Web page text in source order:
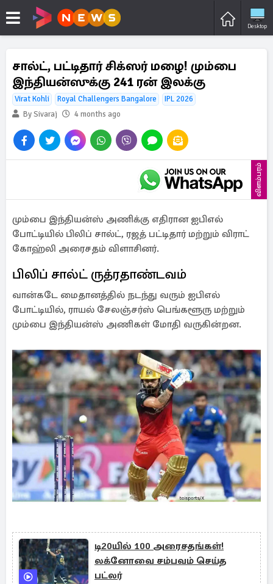
Desktop
சால்ட், பட்டிதார் சிக்ஸர் மழை! மும்பை
இந்தியன்ஸுக்கு 241 ரன் இலக்கு
Virat Kohli Royal Challengers Bangalore
IPL 2026
By Sivaraj
4 months ago
விளம்பரம்
மும்பை இந்தியன்ஸ் அணிக்கு எதிரான ஐபிஎல்
போட்டியில் பிலிப் சால்ட், ரஜத் பட்டிதார் மற்றும் விராட்
கோஹ்லி அரைசதம் விளாசினர்.
பிலிப் சால்ட் ருத்ரதாண்டவம்
வான்கடே மைதானத்தில் நடந்து வரும் ஐபிஎல்
போட்டியில், ராயல் சேலஞ்சர்ஸ் பெங்களூரு மற்றும்
மும்பை இந்தியன்ஸ் அணிகள் மோதி வருகின்றன.
டி20யில் 100 அரைசதங்கள்!
லக்னோவை சம்பவம் செய்த
பட்லர்